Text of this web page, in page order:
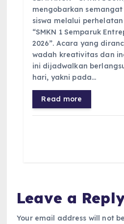
mengobarkan
siswa melalui
“SMKN 1 Semparuk
2026”. Acara yang
wadah kreativitas dan
ini dijadwalkan
hari, yakni pada…
Read more
Leave a
Your email address will not